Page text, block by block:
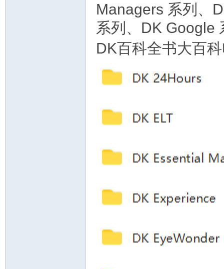
Managers 系列、
系列、DK Google
DK百科全书大百